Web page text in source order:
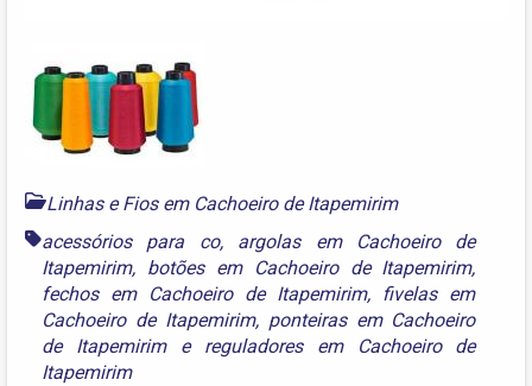
Linhas e Fios em Cachoeiro de Itapemirim
acessórios para co, argolas em Cachoeiro de
Itapemirim, botões em Cachoeiro de Itapemirim,
fechos em Cachoeiro de Itapemirim, fivelas em
Cachoeiro de Itapemirim, ponteiras em Cachoeiro
de Itapemirime reguladores em Cachoeiro de
Itapemirim